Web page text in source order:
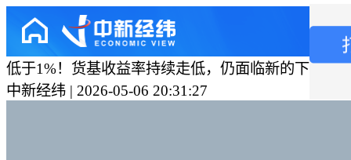
低于1%！货基收益率持续走低，仍面临新的下行压
中新经纬 | 2026-05-06 20:31:27